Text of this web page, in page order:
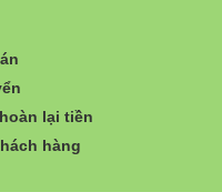
lại tiền
hàng